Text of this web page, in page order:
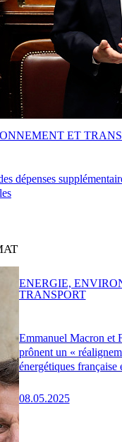
dépenses
ET
Emmanuel Macron et
prônent un «
énergétiques française
08.05.2025
ENERGIE,
TRANSPORT